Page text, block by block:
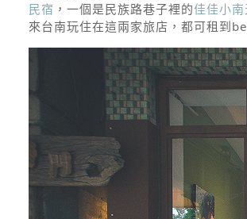
民宿 ，一個是民族路巷子裡的佳佳小南
來台南玩住在這兩家旅店，都可租到